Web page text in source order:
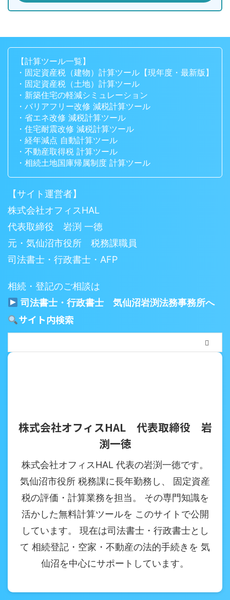
【計算ツール一覧】
・固定資産税（建物）計算ツール【現年度・最新版】
・固定資産税（土地）計算ツール
・新築住宅の軽減シミュレーション
・バリアフリー改修 減税計算ツール
・省エネ改修 減税計算ツール
・住宅耐震改修 減税計算ツール
・経年減点 自動計算ツール
・不動産取得税 計算ツール
・相続土地国庫帰属制度 計算ツール
【サイト運営者】
株式会社オフィスHAL
代表取締役 岩渕 一徳
元・気仙沼市役所 税務課職員
司法書士・行政書士・AFP
相続・登記のご相談は
司法書士・行政書士 気仙沼岩渕法務事務所へ
サイト内検索
株式会社オフィスHAL 代表取締役 岩
渕一徳
株式会社オフィスHAL 代表の岩渕一徳です。
気仙沼市役所 税務課に長年勤務し、 固定資産
税の評価・計算業務を担当。 その専門知識を
活かした無料計算ツールを このサイトで公開
しています。 現在は司法書士・行政書士とし
て 相続登記・空家・不動産の法的手続きを 気
仙沼を中心にサポートしています。